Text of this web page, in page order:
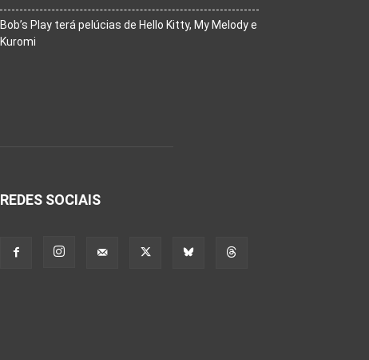
Bob’s Play terá pelúcias de Hello Kitty, My Melody e
Kuromi
REDES SOCIAIS